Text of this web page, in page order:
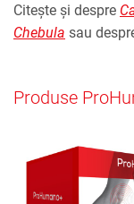
Citește și despre
Chebula sau
Produse